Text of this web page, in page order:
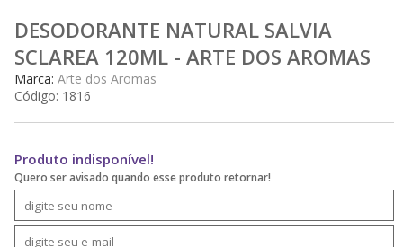
DESODORANTE NATURAL SALVIA
SCLAREA 120ML - ARTE DOS AROMAS
Marca:Arte dos Aromas
Código: 1816
Produto indisponível!
Quero ser avisado quando esse produto retornar!